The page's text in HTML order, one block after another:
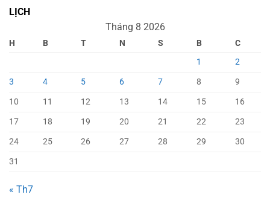
LỊCH
Tháng 8 2026
H B T N S B
C
1
2
3
4 5 6 7 8
9
10
11 12 13 14 15
16
17
18 19 20 21 22
23
24
25 26 27 28 29
30
31
« Th7